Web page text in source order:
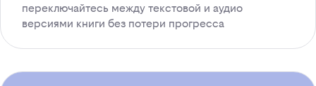
переключайтесь между текстовой и аудио
версиями книги без потери прогресса